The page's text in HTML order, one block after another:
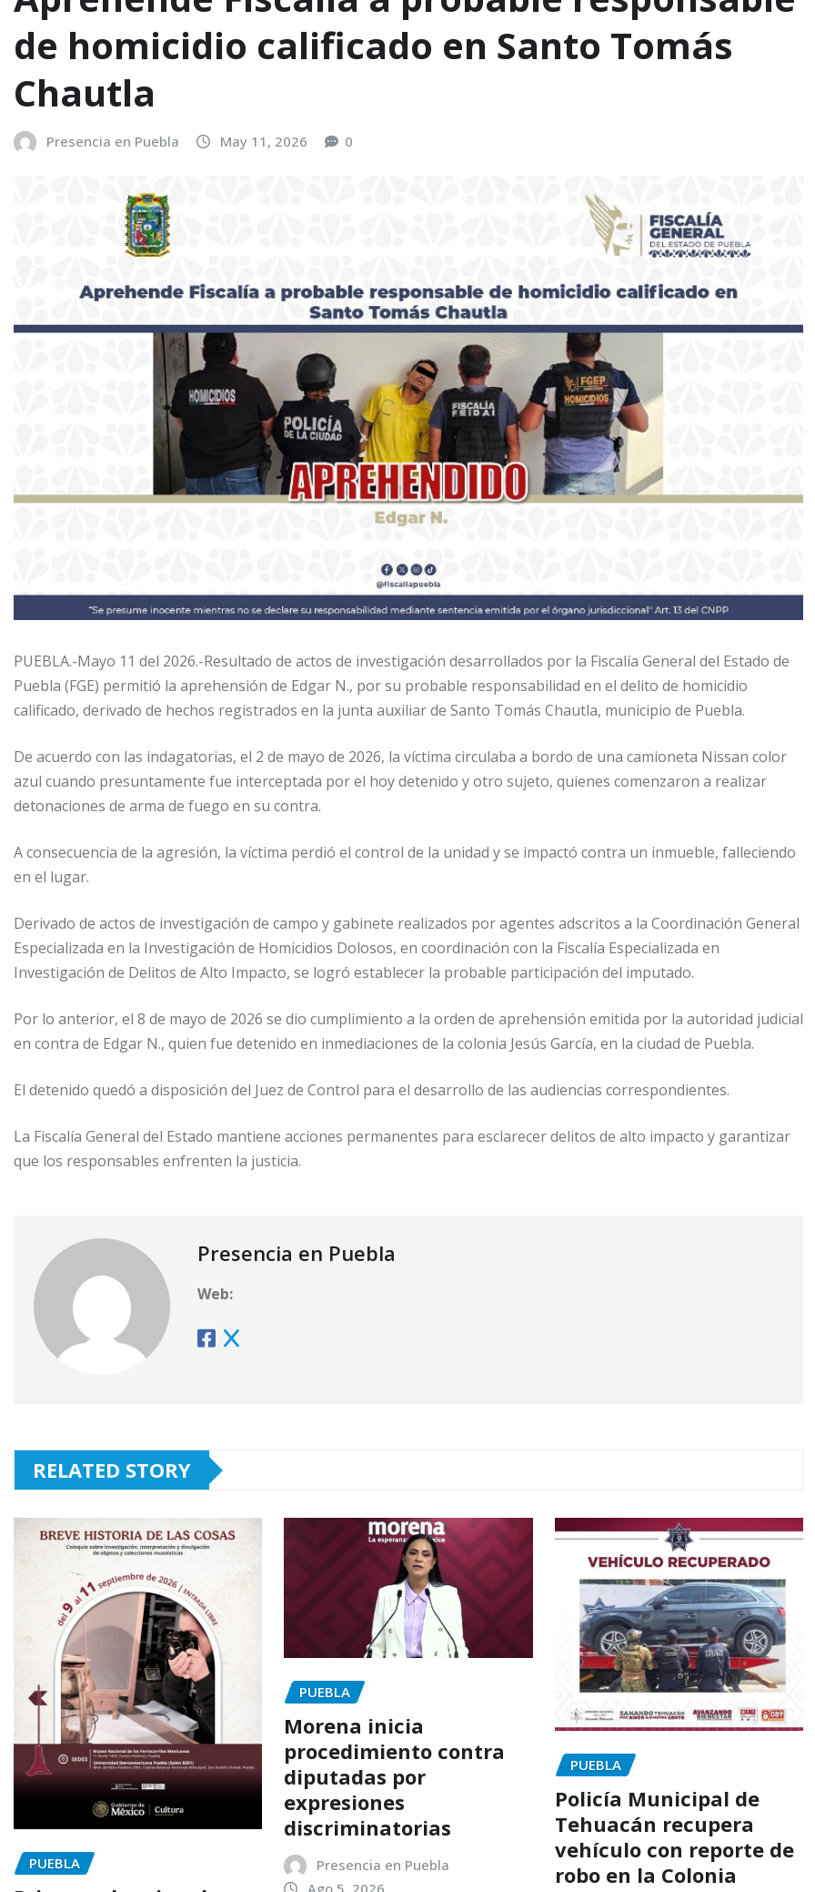
de homicidio calificado en Santo Tomás
Chautla
Presencia en Puebla May 11, 2026 0
PUEBLA.-Mayo 11 del 2026.-Resultado de actos de investigación desarrollados por la Fiscalía General del Estado de
Puebla (FGE) permitió la aprehensión de Edgar N., por su probable responsabilidad en el delito de homicidio
calificado, derivado de hechos registrados en la junta auxiliar de Santo Tomás Chautla, municipio de Puebla.
De acuerdo con las indagatorias, el 2 de mayo de 2026, la víctima circulaba a bordo de una camioneta Nissan color
azul cuando presuntamente fue interceptada por el hoy detenido y otro sujeto, quienes comenzaron a realizar
detonaciones de arma de fuego en su contra.
A consecuencia de la agresión, la víctima perdió el control de la unidad y se impactó contra un inmueble, falleciendo
en el lugar.
Derivado de actos de investigación de campo y gabinete realizados por agentes adscritos a la Coordinación General
Especializada en la Investigación de Homicidios Dolosos, en coordinación con la Fiscalía Especializada en
Investigación de Delitos de Alto Impacto, se logró establecer la probable participación del imputado.
Por lo anterior, el 8 de mayo de 2026 se dio cumplimiento a la orden de aprehensión emitida por la autoridad judicial
en contra de Edgar N., quien fue detenido en inmediaciones de la colonia Jesús García, en la ciudad de Puebla.
El detenido quedó a disposición del Juez de Control para el desarrollo de las audiencias correspondientes.
La Fiscalía General del Estado mantiene acciones permanentes para esclarecer delitos de alto impacto y garantizar
que los responsables enfrenten la justicia.
Presencia en Puebla
Web:
RELATED STORY
PUEBLA
PUEBLA
Morena inicia
procedimiento contra
diputadas por
expresiones
discriminatorias
Presencia en Puebla
Ago 5, 2026
PUEBLA
Policía Municipal de
Tehuacán recupera
vehículo con reporte de
robo en la Colonia